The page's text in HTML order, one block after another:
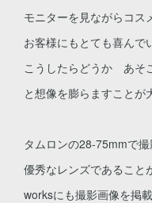
モニターを見ながらコス
お客様にもとても喜んで
こうしたらどうか あそ
と想像を膨らますことが
タムロンの28-75mmで
優秀なレンズであること
worksにも撮影画像を掲載